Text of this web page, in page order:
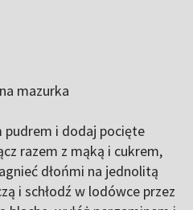
mazurka
pudrem i dodaj pocięte
razem z mąką i cukrem,
dłońmi na jednolitą
i schłodź w lodówce przez